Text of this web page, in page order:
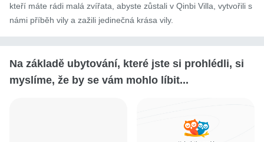
kteří máte rádi malá zvířata, abyste zůstali v Qinbi Villa, vytvořili s
námi příběh vily a zažili jedinečná krása vily.
Na základě ubytování, které jste si prohlédli, si
myslíme, že by se vám mohlo líbit...